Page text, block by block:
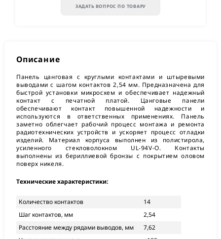
ЗАДАТЬ ВОПРОС ПО ТОВАРУ
Описание
Панель цанговая с круглыми контактами и штыревыми
выводами с шагом контактов 2,54 мм. Предназначена для
быстрой установки микросхем и обеспечивает надежный
контакт с печатной платой. Цанговые панели
обеспечивают контакт повышенной надежности и
используются в ответственных применениях. Панель
заметно облегчает рабочий процесс монтажа и ремонта
радиотехнических устройств и ускоряет процесс отладки
изделий. Материал корпуса выполнен из полистирола,
усиленного стекловолокном UL-94V-O. Контакты
выполнены из бериллиевой бронзы с покрытием оловом
поверх никеля.
Технические характеристики:
Количество контактов
14
Шаг контактов, мм
2,54
Расстояние между рядами выводов, мм
7,62